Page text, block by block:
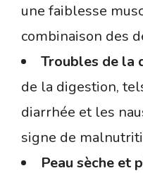
une faiblesse
combinaison des
Troubles de la
de la digestion,
diarrhée et les
signe de
Peau sèche et